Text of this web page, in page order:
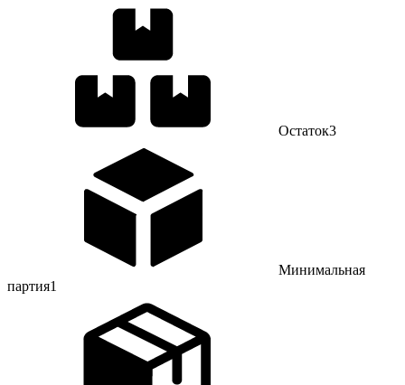
Остаток3
Минимальная
партия1